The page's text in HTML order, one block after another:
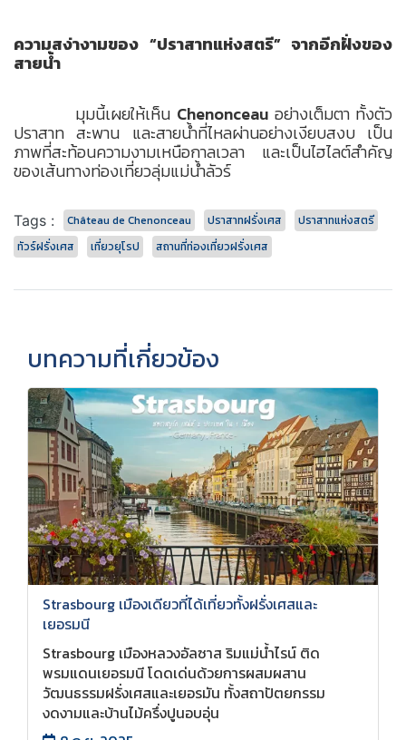
ความสง่างามของ “ปราสาทแห่งสตรี” จากอีกฝั่งของ
สายน้ำ
มุมนี้เผยให้เห็น Chenonceau อย่างเต็มตา ทั้งตัว
ปราสาท สะพาน และสายน้ำที่ไหลผ่านอย่างเงียบสงบ เป็น
ภาพที่สะท้อนความงามเหนือกาลเวลา และเป็นไฮไลต์สำคัญ
ของเส้นทางท่องเที่ยวลุ่มแม่น้ำลัวร์
Tags : Château de Chenonceau ปราสาทฝรั่งเศส
ปราสาทแห่งสตรี
ทัวร์ฝรั่งเศส
เที่ยวยุโรป สถานที่ท่องเที่ยวฝรั่งเศส
บทความที่เกี่ยวข้อง
Strasbourg เมืองเดียวที่ได้เที่ยวทั้งฝรั่งเศสและ
เยอรมนี
Strasbourg เมืองหลวงอัลซาส ริมแม่น้ำไรน์ ติด
พรมแดนเยอรมนี โดดเด่นด้วยการผสมผสาน
วัฒนธรรมฝรั่งเศสและเยอรมัน ทั้งสถาปัตยกรรม
งดงามและบ้านไม้ครึ่งปูนอบอุ่น